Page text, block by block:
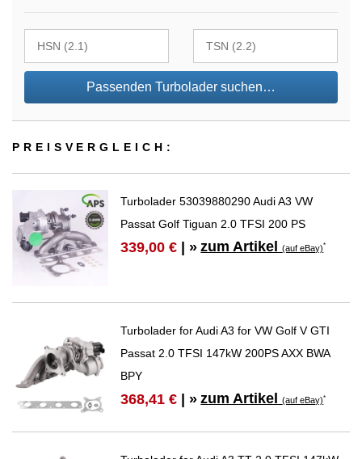
Passenden Turbolader suchen…
PREIS­VER­GLEICH:
Turbolader 53039880290 Audi A3 VW
Passat Golf Tiguan 2.0 TFSI 200 PS
339,00 € | » zum Artikel(auf eBay)*
Turbolader for Audi A3 for VW Golf V GTI
Passat 2.0 TFSI 147kW 200PS AXX BWA
BPY
368,41 € | » zum Artikel(auf eBay)*